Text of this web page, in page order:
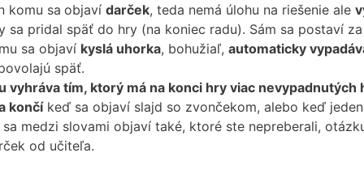
komu sa objaví darček, teda nemá úlohu na riešenie ale
sa pridal späť do hry (na koniec radu). Sám sa postaví
sa objaví kyslá uhorka, bohužiaľ, automaticky
späť.
vyhráva tím, ktorý má na konci hry viac nevypadnutých
končíkeď sa objaví slajd so zvončekom, alebo keď
sa medzi slovami objaví také, ktoré ste nepreberali,
od učiteľa.